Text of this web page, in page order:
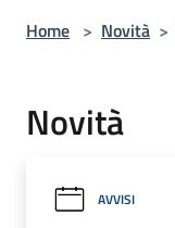
Home > Novità >
Novità
AVVISI